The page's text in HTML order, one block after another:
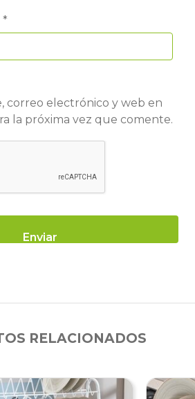
*
correo electrónico y web en
la próxima vez que comente.
RELACIONADOS